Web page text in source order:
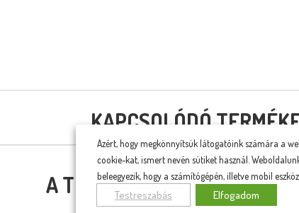
KAPCSOLÓDÓ
A TERMÉKCSALÁD TOVÁBBI
Azért, hogy megkönnyítsük látogatóink számára a
cookie-kat, ismert nevén sütiket használ.
beleegyezik, hogy a számítógépén, illetve mobil
Testreszabás Elfogadom